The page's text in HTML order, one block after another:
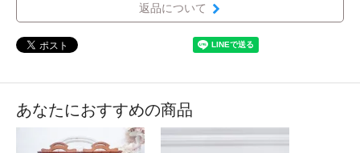
返品について
あなたにおすすめの商品